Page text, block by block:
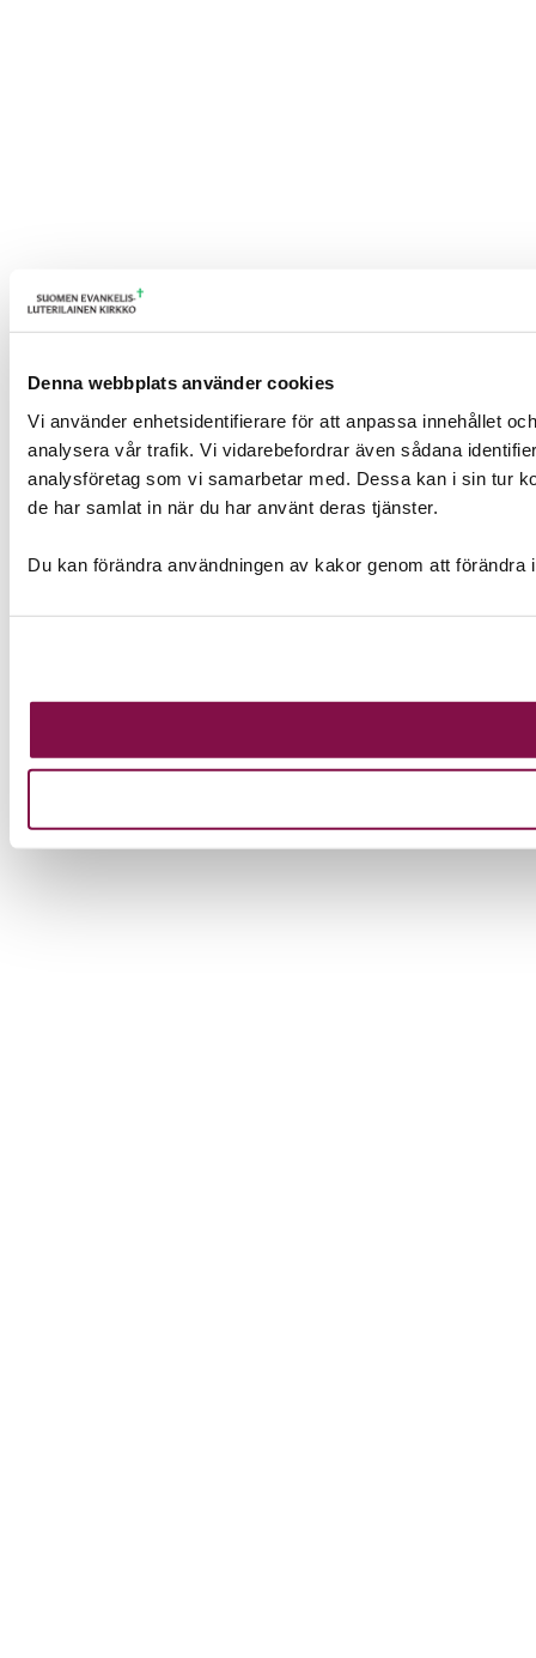
Denna webbplats använder cookies
Vi använder enhetsidentifierare för att anpassa innehållet
analysera vår trafik. Vi vidarebefordrar även sådana
analysföretag som vi samarbetar med. Dessa kan i sin tur
de har samlat in när du har använt deras tjänster.
Du kan förändra användningen av kakor genom att